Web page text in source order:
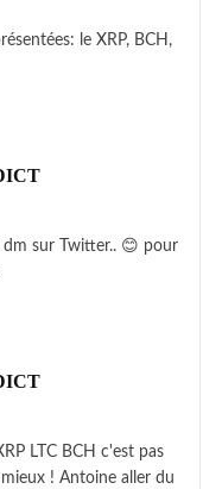
le XRP, BCH,
dm sur Twitter.. 😊 pour
LTC BCH c'est pas
! Antoine aller du